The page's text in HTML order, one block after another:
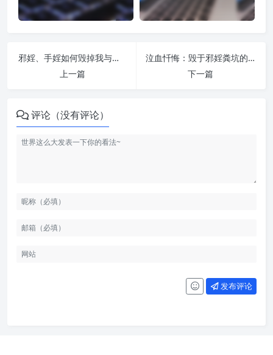
邪婬、手婬如何毁掉我与父亲的人生 | 纵欲危害
上一篇
泣血忏悔：毁于邪婬粪坑的十年青春 | 纵欲危害
下一篇
评论（没有评论）
发布评论